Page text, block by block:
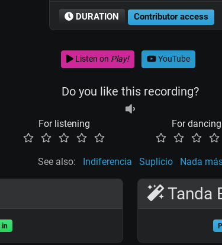
DURATION Contributor access
Listen on Play! YouTube
Do you like this recording?
For listening For dancing
See also: Indiferencia Suplicio Nada
in
Tanda